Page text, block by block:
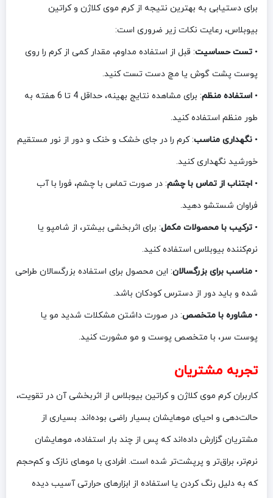
برای دستیابی به بهترین نتیجه از کرم موی کلاژن و کراتین
بیوبلاس، رعایت نکات زیر ضروری است:
• تست حساسیت: قبل از استفاده مداوم، مقدار کمی از کرم را روی
پوست پشت گوش یا مچ دست تست کنید.
• استفاده منظم
: برای مشاهده نتایج بهینه، حداقل 4 تا 6 هفته به
طور منظم استفاده کنید.
• نگهداری مناسب: کرم را در جای خشک و خنک و دور از نور مستقیم
خورشید نگهداری کنید.
• اجتناب از تماس با چشم: در صورت تماس با چشم، فورا با آب
فراوان شستشو دهید.
• ترکیب با محصولات مکمل: برای اثربخشی بیشتر، از شامپو یا
نرم‌کننده بیوبلاس استفاده کنید.
• مناسب برای بزرگسالان: این محصول برای استفاده بزرگسالان طراحی
شده و باید دور از دسترس کودکان باشد.
• مشاوره با متخصص: در صورت داشتن مشکلات شدید مو یا
پوست سر، با متخصص پوست و مو مشورت کنید.
تجربه مشتریان
کاربران کرم موی کلاژن و کراتین بیوبلاس از اثربخشی آن در تقویت،
حالت‌دهی و احیای موهایشان بسیار راضی بوده‌اند. بسیاری از
مشتریان گزارش داده‌اند که پس از چند بار استفاده، موهایشان
نرم‌تر، براق‌تر و پرپشت‌تر شده است. افرادی با موهای نازک و کم‌حجم
که به دلیل رنگ کردن یا استفاده از ابزارهای حرارتی آسیب دیده